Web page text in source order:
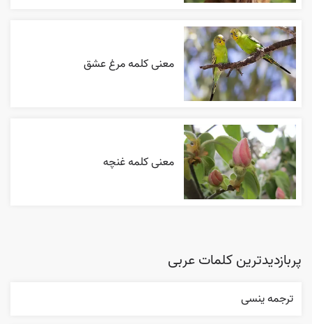
معنی کلمه مرغ عشق
معنی کلمه غنچه
پربازدیدترین کلمات عربی
ترجمه ینسی